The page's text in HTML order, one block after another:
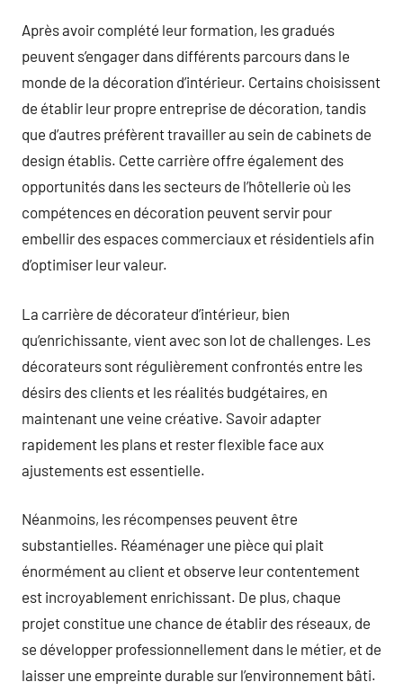
Après avoir complété leur formation, les gradués
peuvent s’engager dans différents parcours dans le
monde de la décoration d’intérieur. Certains choisissent
de établir leur propre entreprise de décoration, tandis
que d’autres préfèrent travailler au sein de cabinets de
design établis. Cette carrière offre également des
opportunités dans les secteurs de l’hôtellerie où les
compétences en décoration peuvent servir pour
embellir des espaces commerciaux et résidentiels afin
d’optimiser leur valeur.
La carrière de décorateur d’intérieur, bien
qu’enrichissante, vient avec son lot de challenges. Les
décorateurs sont régulièrement confrontés entre les
désirs des clients et les réalités budgétaires, en
maintenant une veine créative. Savoir adapter
rapidement les plans et rester flexible face aux
ajustements est essentielle.
Néanmoins, les récompenses peuvent être
substantielles. Réaménager une pièce qui plait
énormément au client et observe leur contentement
est incroyablement enrichissant. De plus, chaque
projet constitue une chance de établir des réseaux, de
se développer professionnellement dans le métier, et de
laisser une empreinte durable sur l’environnement bâti.